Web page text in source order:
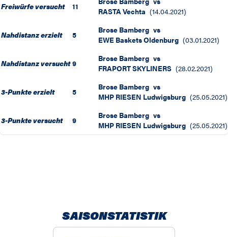
Freiwürfe versucht 11
RASTA Vechta (14.04.2021)
Nahdistanz erzielt 5 Brose Bamberg vs
EWE Baskets Oldenburg (03.01.2021)
Nahdistanz versucht 9 Brose Bamberg vs
FRAPORT SKYLINERS (28.02.2021)
3-Punkte erzielt 5 Brose Bamberg vs
MHP RIESEN Ludwigsburg (25.05.2021)
3-Punkte versucht 9 Brose Bamberg vs
MHP RIESEN Ludwigsburg (25.05.2021)
SAISONSTATISTIK